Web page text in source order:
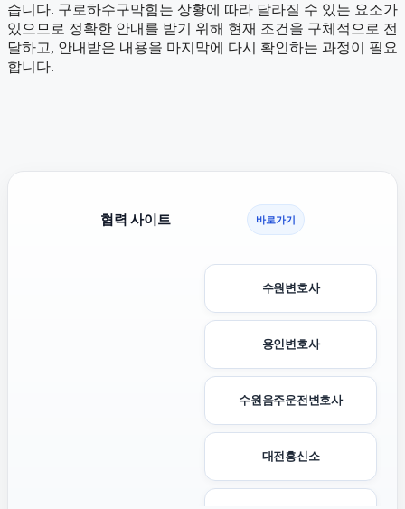
습니다. 구로하수구막힘는 상황에 따라 달라질 수 있는 요소가
있으므로 정확한 안내를 받기 위해 현재 조건을 구체적으로 전
달하고, 안내받은 내용을 마지막에 다시 확인하는 과정이 필요
합니다.
협력 사이트 바로가기
수원변호사
용인변호사
수원음주운전변호사
대전흥신소